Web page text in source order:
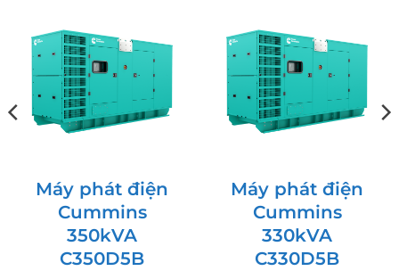
Máy phát điện
Cummins
350kVA
C350D5B
Máy phát điện
Cummins
330kVA
C330D5B